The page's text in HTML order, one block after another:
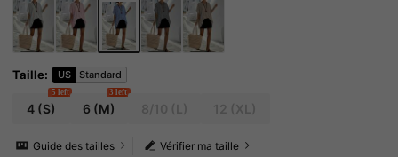
Taille: US Standard
4 (S)
5 left
6 (M)
3 left
Vérifier ma taille
Guide des tailles